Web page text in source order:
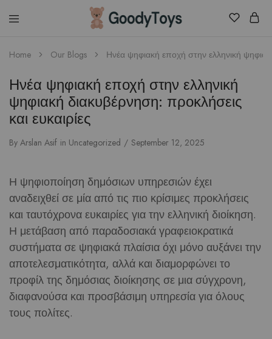
Children
Toys
Home Our Blogs Ηνέα ψηφιακή εποχή στην ελληνική
Ηνέα ψηφιακή εποχή στην ελληνική
ψηφιακή διακυβέρνηση: προκλήσεις
και ευκαιρίες
By Arslan Asif in Uncategorized September 12, 2025
Η ψηφιοποίηση δημόσιων υπηρεσιών έχει
αναδειχθεί σε μία από τις πιο κρίσιμες προκλήσεις
και ταυτόχρονα ευκαιρίες για την ελληνική διοίκηση.
Η μετάβαση από παραδοσιακά γραφειοκρατικά
συστήματα σε ψηφιακά πλαίσια όχι μόνο αυξάνει την
αποτελεσματικότητα, αλλά και διαμορφώνει το
προφίλ της δημόσιας διοίκησης σε μια σύγχρονη,
διαφανούσα και προσβάσιμη υπηρεσία για όλους
τους πολίτες.